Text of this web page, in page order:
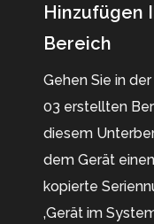
Hinzufügen
Bereich
Gehen Sie in
03 erstellten
diesem
dem Gerät
kopierte
‚Gerät im